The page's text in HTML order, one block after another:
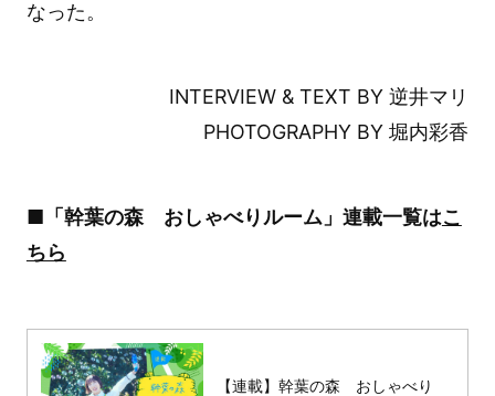
なった。
INTERVIEW & TEXT BY 逆井マリ
PHOTOGRAPHY BY 堀内彩香
■「幹葉の森 おしゃべりルーム」連載一覧はこ
ちら
【連載】幹葉の森 おしゃべり